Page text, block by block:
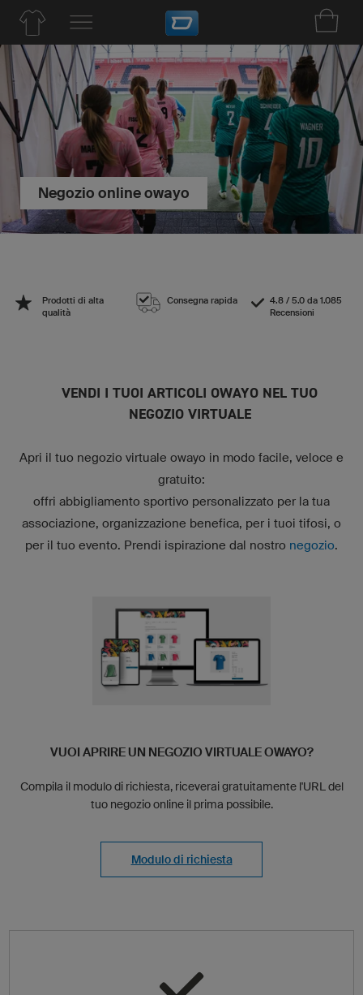
Negozio online owayo
Prodotti di alta
qualità
Consegna rapida
4.8 / 5.0 da 1.085
Recensioni
VENDI I TUOI ARTICOLI OWAYO NEL TUO
NEGOZIO VIRTUALE
Apri il tuo negozio virtuale owayo in modo facile, veloce e
gratuito:
offri abbigliamento sportivo personalizzato per la tua
associazione, organizzazione benefica, per i tuoi tifosi, o
per il tuo evento. Prendi ispirazione dal nostro negozio.
VUOI APRIRE UN NEGOZIO VIRTUALE OWAYO?
Compila il modulo di richiesta, riceverai gratuitamente l'URL del
tuo negozio online il prima possibile.
Modulo di richiesta